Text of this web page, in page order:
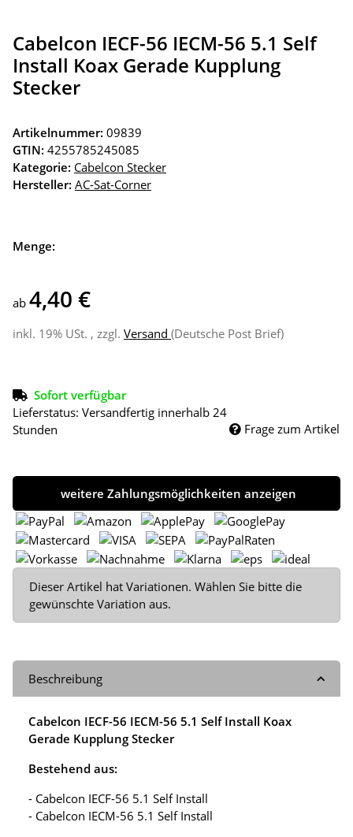
Cabelcon IECF-56 IECM-56 5.1 Self
Install Koax Gerade Kupplung
Stecker
Artikelnummer: 09839
GTIN: 4255785245085
Kategorie: Cabelcon Stecker
Hersteller: AC-Sat-Corner
Menge:
ab 4,40 €
inkl. 19% USt. , zzgl. Versand (Deutsche Post Brief)
Sofort verfügbar
Lieferstatus: Versandfertig innerhalb 24
Stunden
Frage zum Artikel
weitere Zahlungsmöglichkeiten anzeigen
x
Dieser Artikel hat Variationen. Wählen Sie bitte die
gewünschte Variation aus.
Beschreibung
Cabelcon IECF-56 IECM-56 5.1 Self Install Koax
Gerade Kupplung Stecker
Bestehend aus:
- Cabelcon IECF-56 5.1 Self Install
- Cabelcon IECM-56 5.1 Self Install